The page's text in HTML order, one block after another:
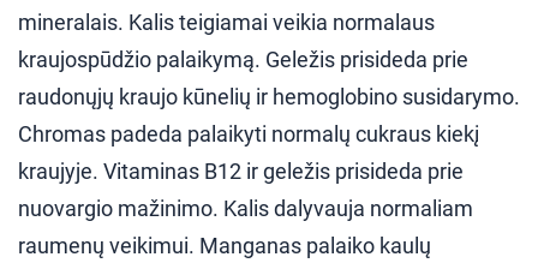
mineralais. Kalis teigiamai veikia normalaus
kraujospūdžio palaikymą. Geležis prisideda prie
raudonųjų kraujo kūnelių ir hemoglobino susidarymo.
Chromas padeda palaikyti normalų cukraus kiekį
kraujyje. Vitaminas B12 ir geležis prisideda prie
nuovargio mažinimo. Kalis dalyvauja normaliam
raumenų veikimui. Manganas palaiko kaulų